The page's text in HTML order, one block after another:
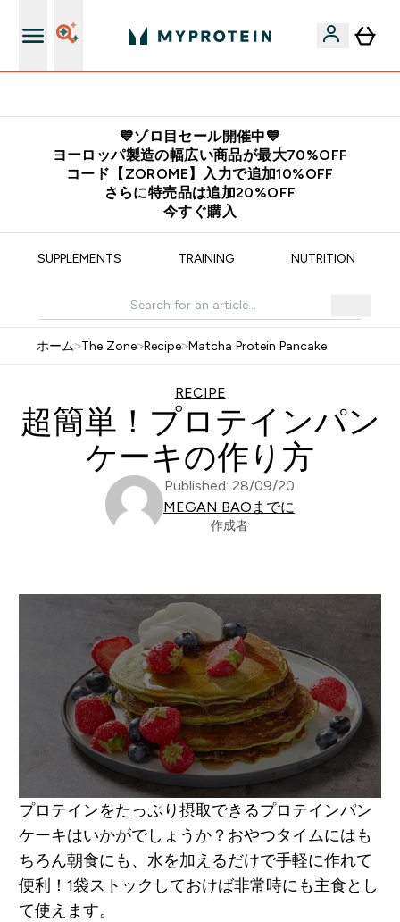
💙ゾロ目セール開催中💙
ヨーロッパ製造の幅広い商品が最大70%OFF
コード【ZOROME】入力で追加10%OFF
さらに特売品は追加20%OFF
今すぐ購入
SUPPLEMENTS TRAINING NUTRITION
ホーム>The Zone>Recipe>Matcha Protein Pancake
RECIPE
超簡単！プロテインパン
ケーキの作り方
Published: 28/09/20
MEGAN BAOまでに
作成者
プロテインをたっぷり摂取できるプロテインパン
ケーキはいかがでしょうか？おやつタイムにはも
ちろん朝食にも、水を加えるだけで手軽に作れて
便利！1袋ストックしておけば非常時にも主食とし
て使えます。